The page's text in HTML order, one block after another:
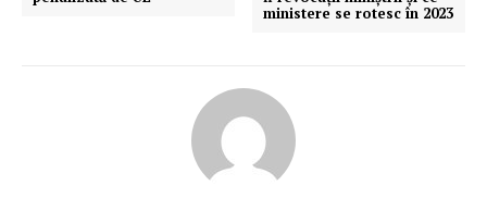
ministere se rotesc în 2023